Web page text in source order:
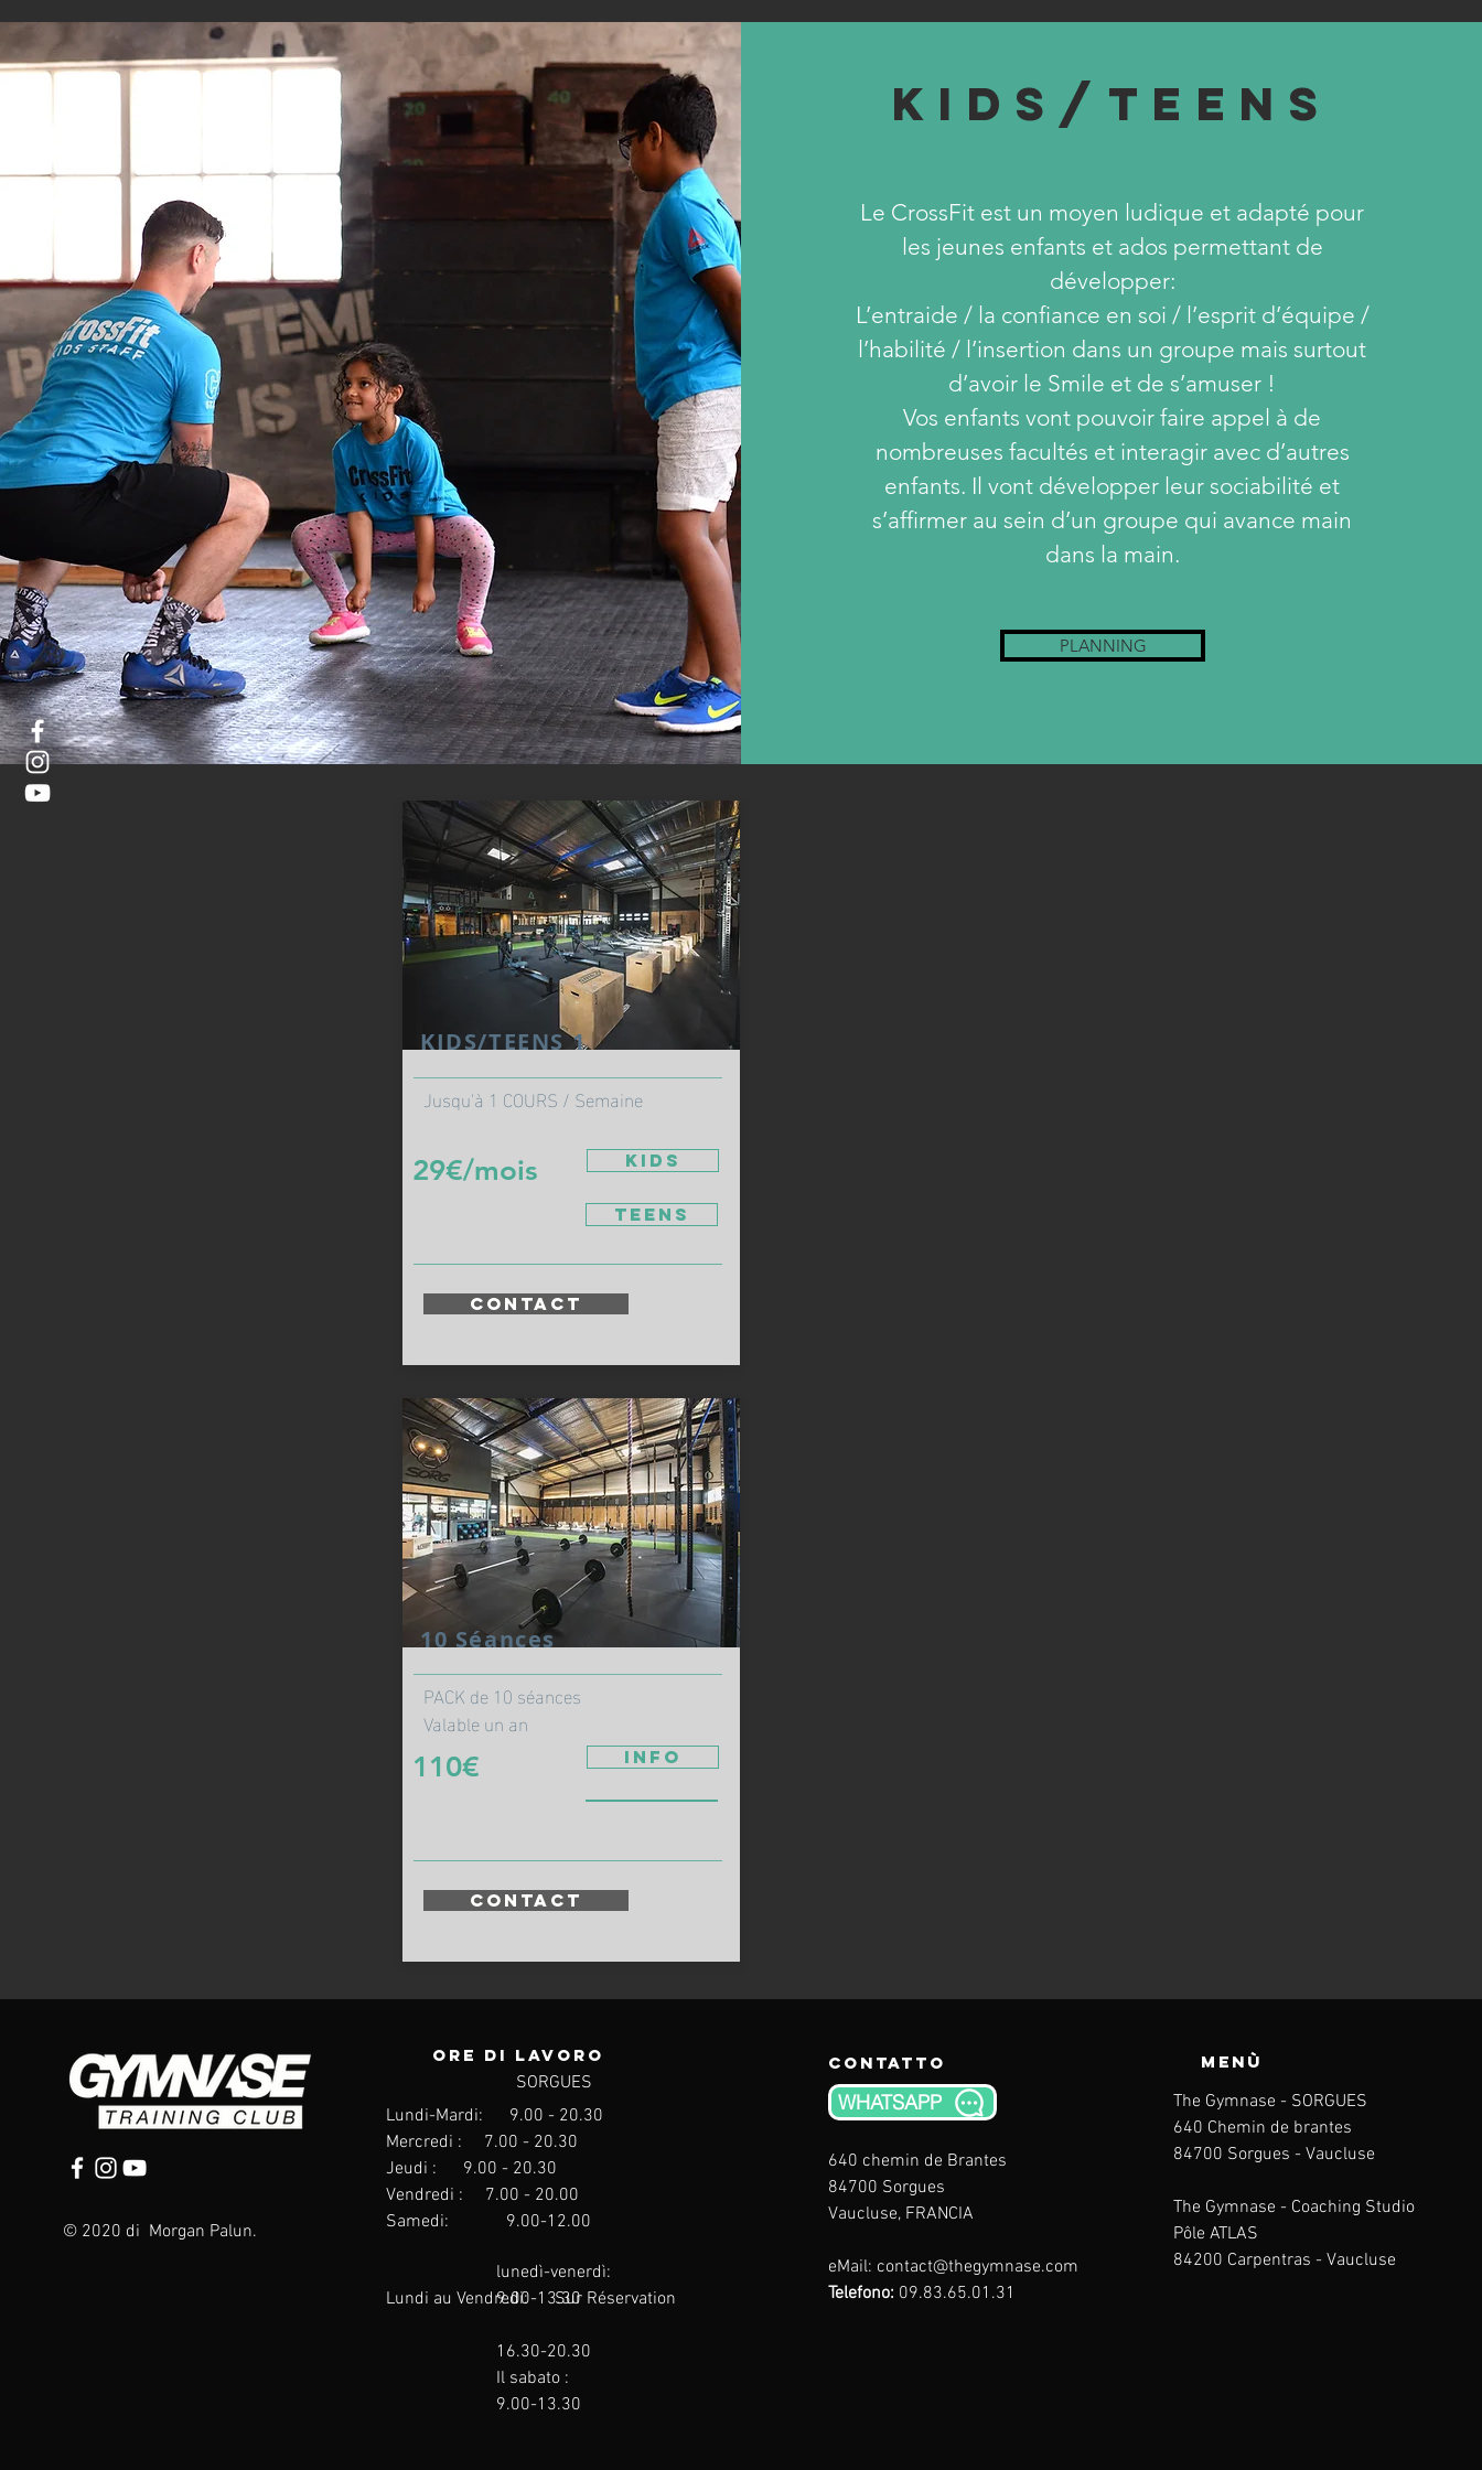
KIDS/TEENS
Le CrossFit est un moyen ludique et adapté pour
les jeunes enfants et ados permettant de
développer:
L’entraide / la confiance en soi / l’esprit d’équipe /
l’habilité / l’insertion dans un groupe mais surtout
d’avoir le Smile et de s’amuser !
Vos enfants vont pouvoir faire appel à de
nombreuses facultés et interagir avec d’autres
enfants. Il vont développer leur sociabilité et
s’affirmer au sein d’un groupe qui avance main
dans la main.
PLANNING
KIDS/TEENS 1
Jusqu'à 1 COURS / Semaine
29€/mois KIDS
TEENS
CONTACT
10 Séances
PACK de 10 séances
Valable un an
110€
info
CONTACT
© 2020 di Morgan Palun.
Ore di lavoro
SORGUES
lunedì-venerdì:
9.00-13.30
16.30-20.30
Il sabato :
9.00-13.30
Contatto
WHATSAPP
640 chemin de Brantes
84700 Sorgues
Vaucluse, FRANCIA
eMail: contact@thegymnase.com
Telefono: 09.83.65.01.31
Menù
The Gymnase - SORGUES
640 Chemin de brantes
84700 Sorgues - Vaucluse
The Gymnase - Coaching Studio
Pôle ATLAS
84200 Carpentras - Vaucluse
Lundi-Mardi: 9.00 - 20.30
Mercredi : 7.00 - 20.30
Jeudi : 9.00 - 20.30
Vendredi : 7.00 - 20.00
Samedi: 9.00-12.00
Lundi au Vendredi: Sur Réservation